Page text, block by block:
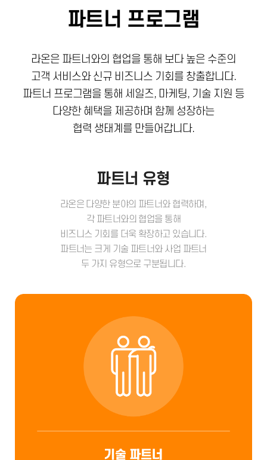
파트너 프로그램
라온은 파트너와의 협업을 통해 보다 높은 수준의
고객 서비스와 신규 비즈니스 기회를 창출합니다.
파트너 프로그램을 통해 세일즈, 마케팅, 기술 지원 등
다양한 혜택을 제공하며 함께 성장하는
협력 생태계를 만들어갑니다.
파트너 유형
라온은 다양한 분야의 파트너와 협력하며,
각 파트너와의 협업을 통해
비즈니스 기회를 더욱 확장하고 있습니다.
파트너는 크게 기술 파트너와 사업 파트너
두 가지 유형으로 구분됩니다.